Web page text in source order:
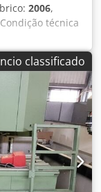
2006,
técnica
* 2
* Diâmetro da
por CNC *
de
Ab Rjrf * 2 fresas
*
classificado